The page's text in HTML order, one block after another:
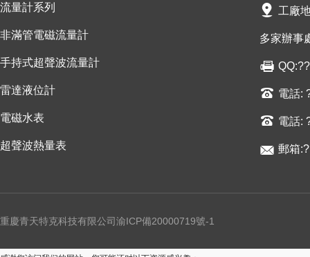
流量計系列
非滿管電磁流量計
手持式超聲波流量計
雷達液位計
電磁水表
超聲波熱量表
工廠
多家辦事
電話:
電話:
郵箱
重慶青天特克科技有限公司渝ICP備20000719號-1